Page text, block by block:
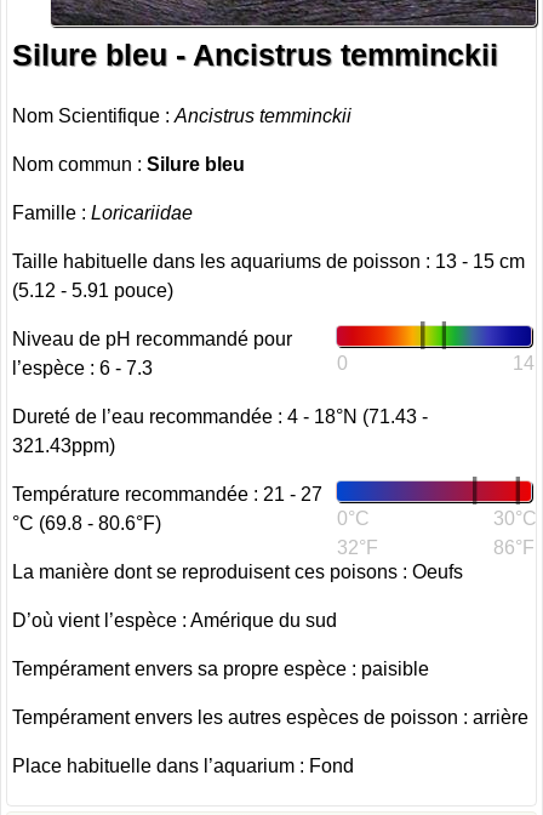
Silure bleu - Ancistrus temminckii
Nom Scientifique :Ancistrus temminckii
Nom commun :Silure bleu
Famille :Loricariidae
Taille habituelle dans les aquariums de poisson : 13 - 15 cm
(5.12 - 5.91 pouce)
0 14
Niveau de pH recommandé pour
l’espèce : 6 - 7.3
Dureté de l’eau recommandée : 4 - 18°N (71.43 -
321.43ppm)
0°C
32°F
30°C
86°F
Température recommandée : 21 - 27
°C (69.8 - 80.6°F)
La manière dont se reproduisent ces poisons : Oeufs
D’où vient l’espèce : Amérique du sud
Tempérament envers sa propre espèce : paisible
Tempérament envers les autres espèces de poisson : arrière
Place habituelle dans l’aquarium : Fond